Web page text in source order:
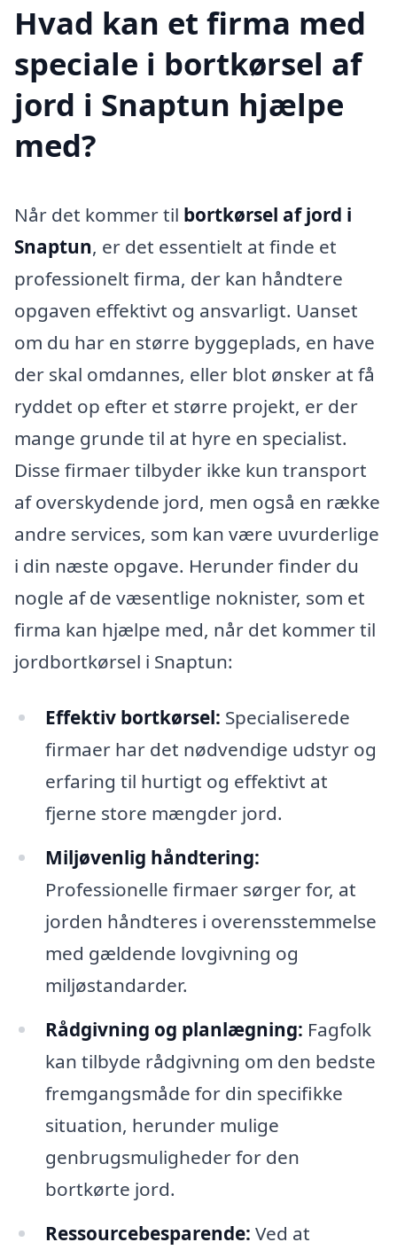
Hvad kan et firma med
speciale i bortkørsel af
jord i Snaptun hjælpe
med?
Når det kommer til bortkørsel af jord i
Snaptun, er det essentielt at finde et
professionelt firma, der kan håndtere
opgaven effektivt og ansvarligt. Uanset
om du har en større byggeplads, en have
der skal omdannes, eller blot ønsker at få
ryddet op efter et større projekt, er der
mange grunde til at hyre en specialist.
Disse firmaer tilbyder ikke kun transport
af overskydende jord, men også en række
andre services, som kan være uvurderlige
i din næste opgave. Herunder finder du
nogle af de væsentlige noknister, som et
firma kan hjælpe med, når det kommer til
jordbortkørsel i Snaptun:
Effektiv bortkørsel: Specialiserede
firmaer har det nødvendige udstyr og
erfaring til hurtigt og effektivt at
fjerne store mængder jord.
Miljøvenlig håndtering:
Professionelle firmaer sørger for, at
jorden håndteres i overensstemmelse
med gældende lovgivning og
miljøstandarder.
Rådgivning og planlægning: Fagfolk
kan tilbyde rådgivning om den bedste
fremgangsmåde for din specifikke
situation, herunder mulige
genbrugsmuligheder for den
bortkørte jord.
Ressourcebesparende: Ved at